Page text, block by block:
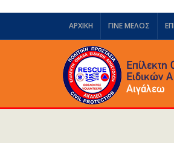
ΑΡΧΙΚΗ ΓΙΝΕ ΜΕΛΟΣ